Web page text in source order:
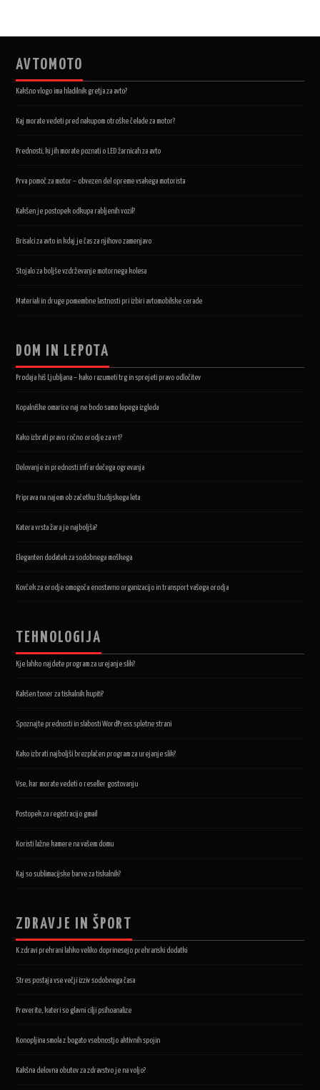
AVTOMOTO
Kakšno vlogo ima hladilnik gretja za avto?
Kaj morate vedeti pred nakupom otroške čelade za motor?
Prednosti, ki jih morate poznati o LED žarnicah za avto
Prva pomoč za motor – obvezen del opreme vsakega motorista
Kakšen je postopek odkupa rabljenih vozil?
Brisalci za avto in kdaj je čas za njihovo zamenjavo
Stojalo za boljše vzdrževanje motornega kolesa
Materiali in druge pomembne lastnosti pri izbiri avtomobilske cerade
DOM IN LEPOTA
Prodaja hiš Ljubljana – kako razumeti trg in sprejeti pravo odločitev
Kopalniške omarice naj ne bodo samo lepega izgleda
Kako izbrati pravo ročno orodje za vrt?
Delovanje in prednosti infrardečega ogrevanja
Priprava na najem ob začetku študijskega leta
Katera vrsta žara je najboljša?
Eleganten dodatek za sodobnega moškega
Kovček za orodje omogoča enostavno organizacijo in transport vašega orodja
TEHNOLOGIJA
Kje lahko najdete program za urejanje slik?
Kakšen toner za tiskalnik kupiti?
Spoznajte prednosti in slabosti WordPress spletne strani
Kako izbrati najboljši brezplačen program za urejanje slik?
Vse, kar morate vedeti o reseller gostovanju
Postopek za registracijo gmail
Koristi lažne kamere na vašem domu
Kaj so sublimacijske barve za tiskalnik?
ZDRAVJE IN ŠPORT
K zdravi prehrani lahko veliko doprinesejo prehranski dodatki
Stres postaja vse večji izziv sodobnega časa
Preverite, kateri so glavni cilji psihoanalize
Konopljina smola z bogato vsebnostjo aktivnih spojin
Kakšna delovna obutev za zdravstvo je na voljo?